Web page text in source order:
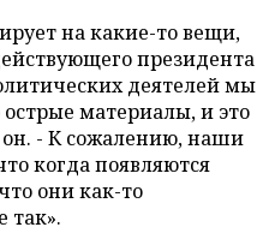
на какие-то вещи,
президента
деятелей мы
материалы, и это
- К сожалению, наши
когда появляются
они как-то
так».